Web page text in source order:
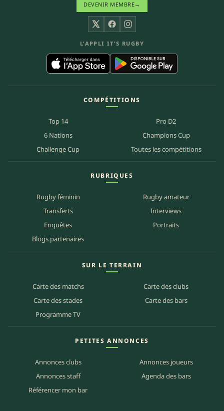
DEVENIR MEMBRE→
X FacebookInstagram
L’APPLI IT’S RUGBY
COMPÉTITIONS
Top 14
Pro D2
6 Nations
Champions Cup
Challenge Cup
Toutes les compétitions
RUBRIQUES
Rugby féminin
Rugby amateur
Transferts
Interviews
Enquêtes
Portraits
Blogs partenaires
SUR LE TERRAIN
Carte des matchs
Carte des clubs
Carte des stades
Carte des bars
Programme TV
PETITES ANNONCES
Annonces clubs
Annonces joueurs
Annonces staff
Agenda des bars
Référencer mon bar